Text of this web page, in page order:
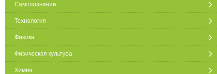
Самопознание
Технология
Физика
Физическая культура
Химия